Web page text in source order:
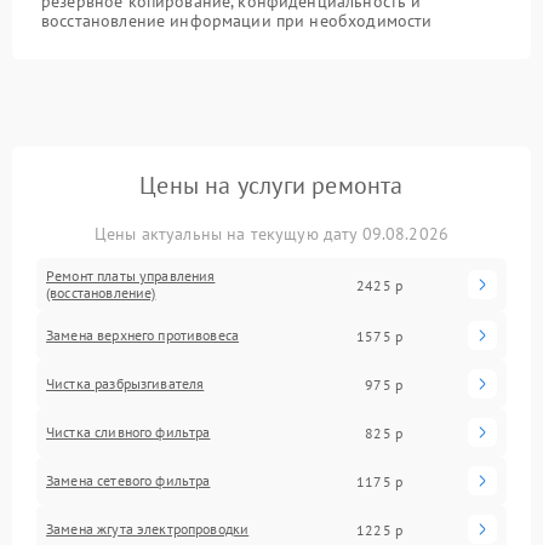
восстановление информации при необходимости
Цены на услуги ремонта
Цены актуальны на текущую дату 09.08.2026
Ремонт платы управления
(восстановление)
2425 р
Замена верхнего противовеса 1575 р
Чистка разбрызгивателя 975 р
Чистка сливного фильтра 825 р
Замена сетевого фильтра 1175 р
Замена жгута электропроводки 1225 р